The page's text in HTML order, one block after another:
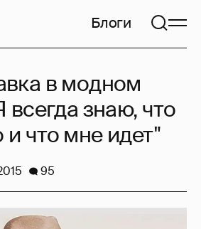
Блоги
в модном
всегда знаю, что
что мне идет"
95